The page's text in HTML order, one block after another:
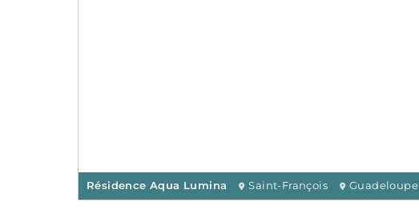
Résidence Aqua Lumina Saint-François Guadeloupe